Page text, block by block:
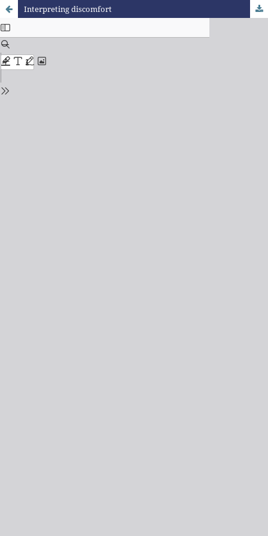
Interpreting discomfort